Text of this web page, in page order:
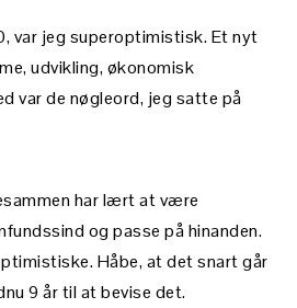
var jeg superoptimistisk. Et nyt
udvikling, økonomisk
var de nøgleord, jeg satte på
har lært at være
og passe på hinanden.
Håbe, at det snart går
9 år til at bevise det.